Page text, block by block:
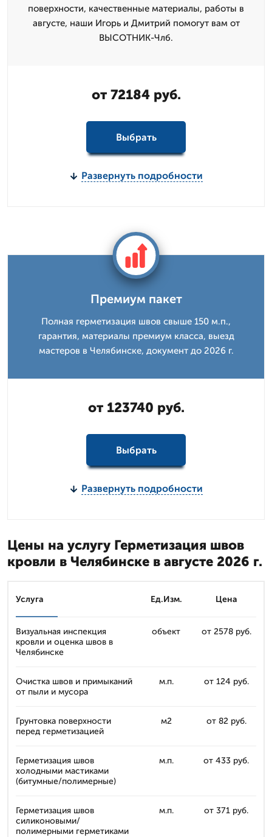
поверхности, качественные материалы, работы в
августе, наши Игорь и Дмитpий помогут вам от
ВЫСОТНИК-Члб.
от 72184 руб.
Выбрать
Развернуть подробности
Премиум пакет
Полная герметизация швов свыше 150 м.п.,
гарантия, материалы премиум класса, выезд
мастеров в Челябинске, документ до 2026 г.
от 123740 руб.
Выбрать
Развернуть подробности
Цены на услугу Герметизация швов
кровли в Челябинске в августе 2026 г.
Услуга Ед.Изм. Цена
Визуальная инспекция
кровли и оценка швов в
Челябинске
объект от 2578 руб.
Очистка швов и примыканий
от пыли и мусора
м.п. от 124 руб.
Грунтовка поверхности
перед герметизацией
м2 от 82 руб.
Герметизация швов
холодными мастиками
(битумные/полимерные)
м.п. от 433 руб.
Герметизация швов
силиконовыми/
полимерными герметиками
м.п. от 371 руб.